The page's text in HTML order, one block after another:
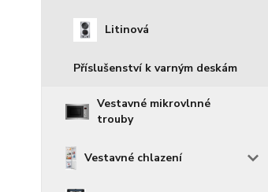
Litinová
Příslušenství k varným deskám
Vestavné mikrovlnné
trouby
Vestavné chlazení